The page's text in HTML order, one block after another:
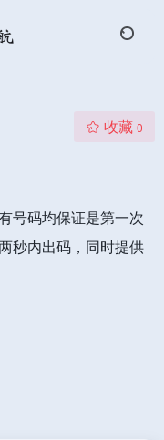
收藏 0
号码均保证是第一次
秒内出码，同时提供